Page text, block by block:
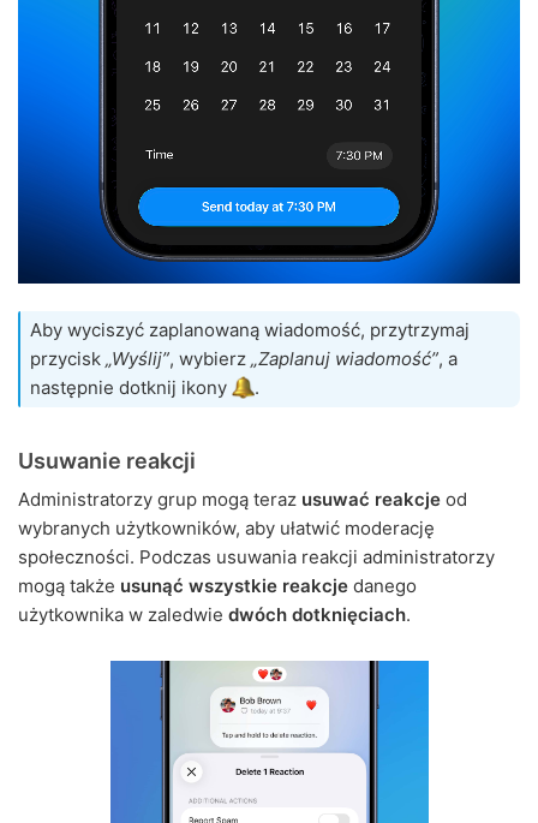
Aby wyciszyć zaplanowaną wiadomość, przytrzymaj
przycisk „Wyślij”, wybierz „Zaplanuj wiadomość”, a
następnie dotknij ikony
.
Usuwanie reakcji
Administratorzy grup mogą teraz usuwać reakcje od
wybranych użytkowników, aby ułatwić moderację
społeczności. Podczas usuwania reakcji administratorzy
mogą także usunąć wszystkie reakcje danego
użytkownika w zaledwie dwóch dotknięciach.